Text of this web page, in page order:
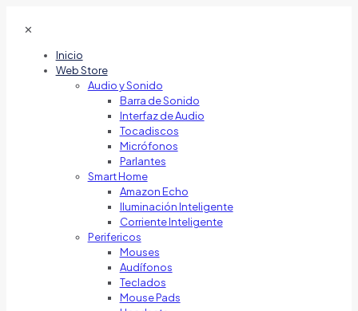
✕
Inicio
Web Store
Audio y Sonido
Barra de Sonido
Interfaz de Audio
Tocadiscos
Micrófonos
Parlantes
Smart Home
Amazon Echo
Iluminación Inteligente
Corriente Inteligente
Perifericos
Mouses
Audífonos
Teclados
Mouse Pads